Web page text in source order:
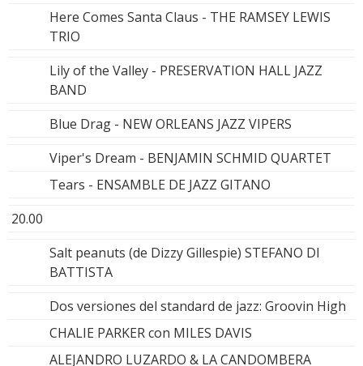
Here Comes Santa Claus - THE RAMSEY LEWIS
TRIO
Lily of the Valley - PRESERVATION HALL JAZZ
BAND
Blue Drag - NEW ORLEANS JAZZ VIPERS
Viper's Dream - BENJAMIN SCHMID QUARTET
Tears - ENSAMBLE DE JAZZ GITANO
20.00
Salt peanuts (de Dizzy Gillespie) STEFANO DI
BATTISTA
Dos versiones del standard de jazz: Groovin High
CHALIE PARKER con MILES DAVIS
ALEJANDRO LUZARDO & LA CANDOMBERA